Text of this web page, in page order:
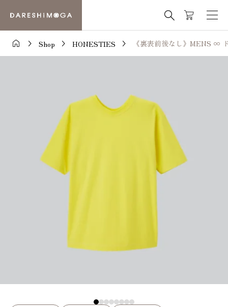

  Shop  HONESTIES  《裏表前後なし》MENS ∞